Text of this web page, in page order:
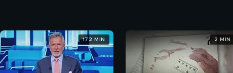
172 MIN 2 MIN